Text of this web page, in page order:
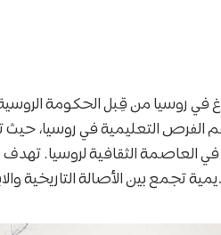
روسيا من قِبل الحكومة
التعليمية في روسيا، حيث
في العاصمة الثقافية لروسيا.
تجمع بين الأصالة التاريخية